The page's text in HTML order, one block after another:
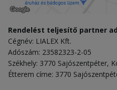
Rendelést teljesítő partner
Cégnév: LIALEX Kft.
Adószám: 23582323-2-05
Székhely: 3770 Sajószentpéter,
Étterem címe: 3770